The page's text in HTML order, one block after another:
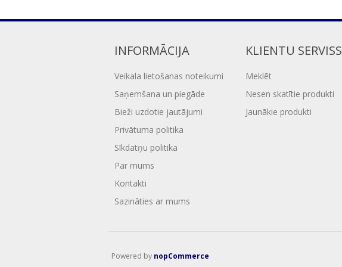
INFORMĀCIJA
Veikala lietošanas noteikumi
Saņemšana un piegāde
Bieži uzdotie jautājumi
Privātuma politika
Sīkdatņu politika
Par mums
Kontakti
Sazināties ar mums
KLIENTU SERVISS
Meklēt
Nesen skatītie produkti
Jaunākie produkti
Powered by nopCommerce